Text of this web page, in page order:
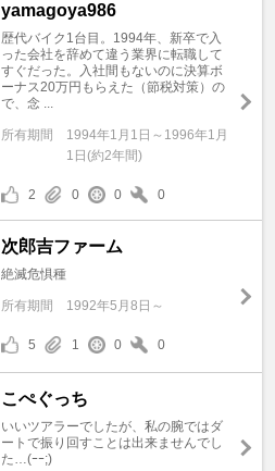
yamagoya986
歴代バイク1台目。1994年、新卒で入
った会社を辞めて違う業界に転職して
すぐだった。入社間もないのに決算ボ
ーナス20万円もらえた（節税対策）の
で、念 ...
所有期間
1994年1月1日～1996年1月
1日(約2年間)
2 0 0 0
次郎吉ファーム
絶滅危惧種
所有期間 1992年5月8日～
5 1 0 0
こぺぐっち
いいツアラーでしたが、私の腕ではダ
ートで振り回すことは出来ませんでし
た…(ｰｰ;)